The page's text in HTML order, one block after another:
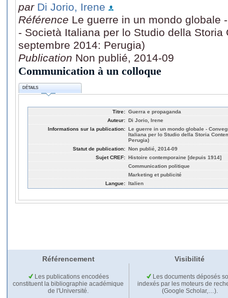
par Di Jorio, Irene
Référence Le guerre in un mondo globale
- Società Italiana per lo Studio della Storia
septembre 2014: Perugia)
Publication Non publié, 2014-09
Communication à un colloque
DÉTAILS
Titre: Guerra e propaganda
Auteur: Di Jorio, Irene
Informations sur la publication: Le guerre in un mondo globale -
Italiana per lo Studio della Storia
Perugia)
Statut de publication: Non publié, 2014-09
Sujet CREF: Histoire contemporaine [depuis 1914]
Communication politique
Marketing et publicité
Langue: Italien
Référencement Visibilité
Les publications encodées
constituent la bibliographie académique
de l'Université.
Les documents déposés
indexés par les moteurs de
(Google Scholar,…).